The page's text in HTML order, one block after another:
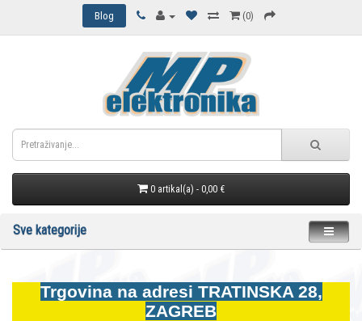
Blog (0)
0 artikal(a) - 0,00 €
Sve kategorije
Trgovina na adresi TRATINSKA 28,
ZAGREB